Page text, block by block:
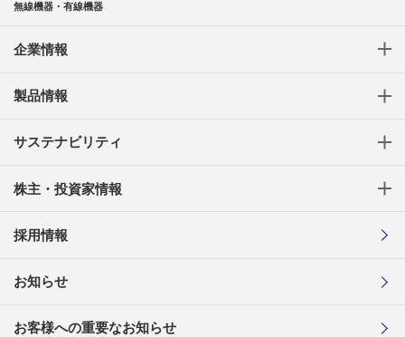
無線機器・有線機器
企業情報
製品情報
サステナビリティ
株主・投資家情報
採用情報
お知らせ
お客様への重要なお知らせ